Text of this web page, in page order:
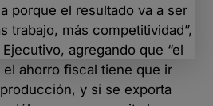
porque el resultado va a ser
trabajo, más competitividad”,
agregando que “el
ahorro fiscal tiene que ir
y si se exporta